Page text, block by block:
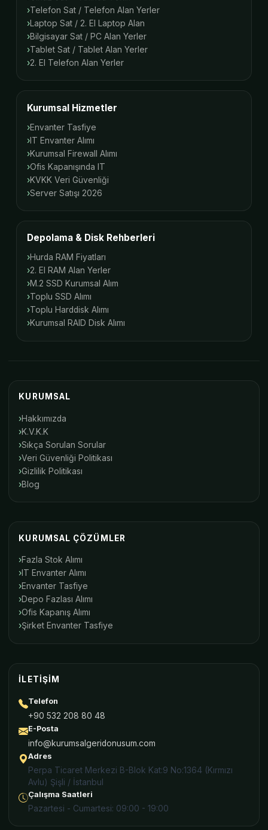
Telefon Sat / Telefon Alan Yerler
Laptop Sat / 2. El Laptop Alan
Bilgisayar Sat / PC Alan Yerler
Tablet Sat / Tablet Alan Yerler
2. El Telefon Alan Yerler
Kurumsal Hizmetler
Envanter Tasfiye
IT Envanter Alımı
Kurumsal Firewall Alımı
Ofis Kapanışında IT
KVKK Veri Güvenliği
Server Satışı 2026
Depolama & Disk Rehberleri
Hurda RAM Fiyatları
2. El RAM Alan Yerler
M.2 SSD Kurumsal Alım
Toplu SSD Alımı
Toplu Harddisk Alımı
Kurumsal RAID Disk Alımı
KURUMSAL
Hakkımızda
K.V.K.K
Sıkça Sorulan Sorular
Veri Güvenliği Politikası
Gizlilik Politikası
Blog
KURUMSAL ÇÖZÜMLER
Fazla Stok Alımı
IT Envanter Alımı
Envanter Tasfiye
Depo Fazlası Alımı
Ofis Kapanış Alımı
Şirket Envanter Tasfiye
İLETIŞIM
Telefon
+90 532 208 80 48
E-Posta
info@kurumsalgeridonusum.com
Adres
Perpa Ticaret Merkezi B-Blok Kat:9 No:1364 (Kırmızı
Avlu) Şişli / İstanbul
Çalışma Saatleri
Pazartesi - Cumartesi: 09:00 - 19:00